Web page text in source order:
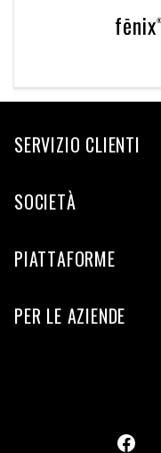
SERVIZIO CLIENTI
SOCIETÀ
PIATTAFORME
PER LE AZIENDE